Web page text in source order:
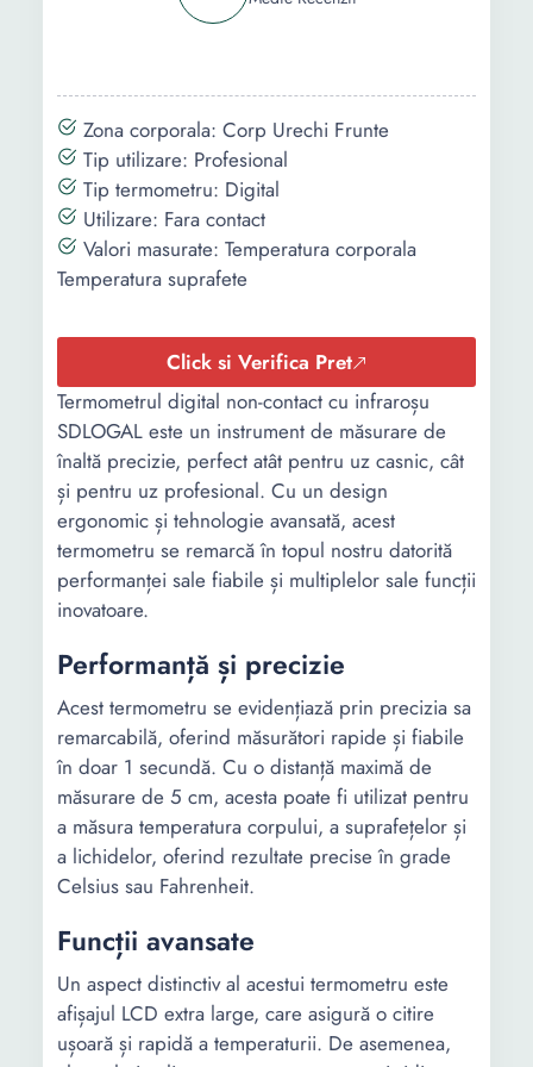
Zona corporala: Corp Urechi Frunte
Tip utilizare: Profesional
Tip termometru: Digital
Utilizare: Fara contact
Valori masurate: Temperatura corporala
Temperatura suprafete
Click si Verifica Pret
Termometrul digital non-contact cu infraroșu
SDLOGAL este un instrument de măsurare de
înaltă precizie, perfect atât pentru uz casnic, cât
și pentru uz profesional. Cu un design
ergonomic și tehnologie avansată, acest
termometru se remarcă în topul nostru datorită
performanței sale fiabile și multiplelor sale funcții
inovatoare.
Performanță și precizie
Acest termometru se evidențiază prin precizia sa
remarcabilă, oferind măsurători rapide și fiabile
în doar 1 secundă. Cu o distanță maximă de
măsurare de 5 cm, acesta poate fi utilizat pentru
a măsura temperatura corpului, a suprafețelor și
a lichidelor, oferind rezultate precise în grade
Celsius sau Fahrenheit.
Funcții avansate
Un aspect distinctiv al acestui termometru este
afișajul LCD extra large, care asigură o citire
ușoară și rapidă a temperaturii. De asemenea,